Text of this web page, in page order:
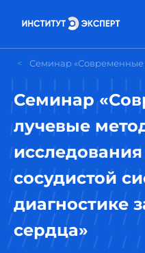
Семинар «Современные лучевые методы
Семинар
лучевые
сосудистой
диагностике
сердца»